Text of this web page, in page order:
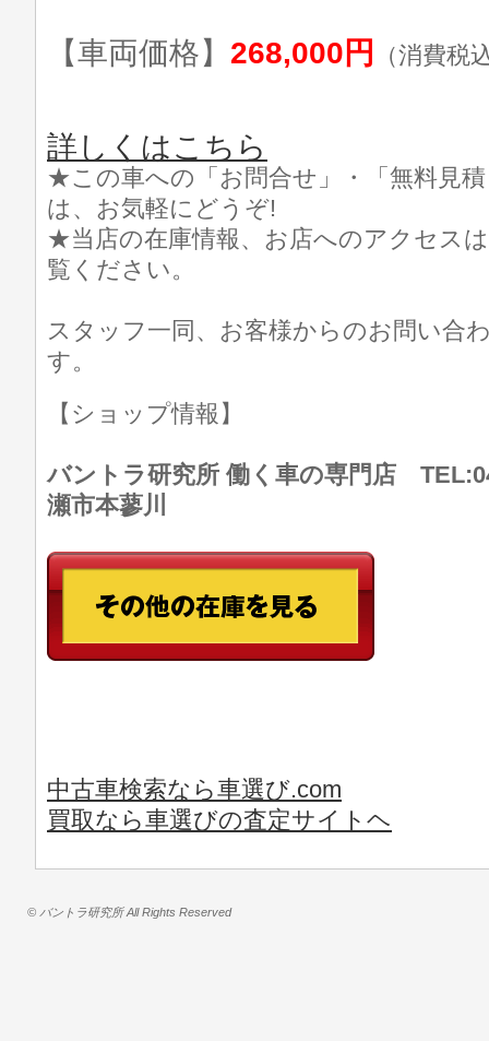
【車両価格】 268,000円 （消費税
詳しくはこちら
★この車への「お問合せ」・「無料見
は、お気軽にどうぞ!
★当店の在庫情報、お店へのアクセス
覧ください。
スタッフ一同、お客様からのお問い合
す。
【ショップ情報】
バントラ研究所 働く車の専門店
瀬市本蓼川
中古車検索なら車選び.com
買取なら車選びの査定サイトヘ
© バントラ研究所 All Rights Reserved